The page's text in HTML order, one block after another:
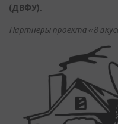
(ДВФУ).
Партнеры проекта «8